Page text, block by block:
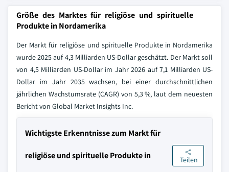
Größe des Marktes für religiöse und spirituelle
Produkte in Nordamerika
Der Markt für religiöse und spirituelle Produkte in Nordamerika
wurde 2025 auf 4,3 Milliarden US-Dollar geschätzt. Der Markt soll
von 4,5 Milliarden US-Dollar im Jahr 2026 auf 7,1 Milliarden US-
Dollar im Jahr 2035 wachsen, bei einer durchschnittlichen
jährlichen Wachstumsrate (CAGR) von 5,3 %, laut dem neuesten
Bericht von Global Market Insights Inc.
Wichtigste Erkenntnisse zum Markt für
religiöse und spirituelle Produkte in Teilen